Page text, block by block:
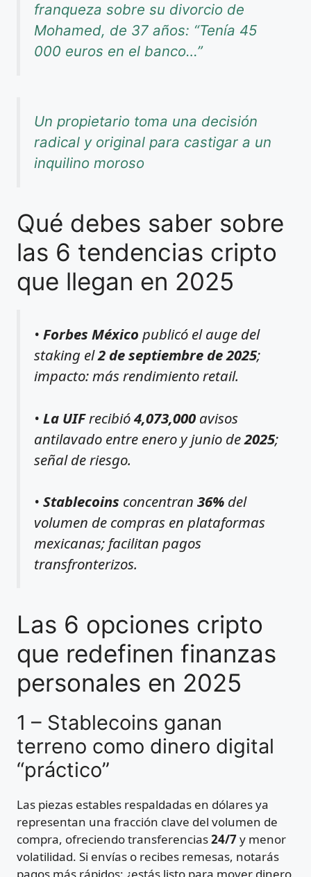
franqueza sobre su divorcio de
Mohamed, de 37 años: “Tenía 45
000 euros en el banco…”
Un propietario toma una decisión
radical y original para castigar a un
inquilino moroso
Qué debes saber sobre
las 6 tendencias cripto
que llegan en 2025
• Forbes México publicó el auge del
staking el2 de septiembre de 2025;
impacto: más rendimiento retail.
• La UIFrecibió4,073,000 avisos
antilavado entre enero y junio de2025;
señal de riesgo.
• Stablecoins concentran 36% del
volumen de compras en plataformas
mexicanas; facilitan pagos
transfronterizos.
Las 6 opciones cripto
que redefinen finanzas
personales en 2025
1 – Stablecoins ganan
terreno como dinero digital
“práctico”
Las piezas estables respaldadas en dólares ya
representan una fracción clave del volumen de
compra, ofreciendo transferencias24/7y menor
volatilidad. Si envías o recibes remesas, notarás